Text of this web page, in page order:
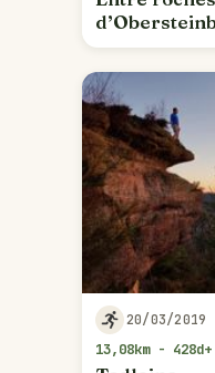
20/03/2019
13,08km - 428d+